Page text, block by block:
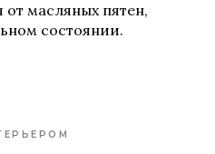
от масляных пятен,
состоянии.